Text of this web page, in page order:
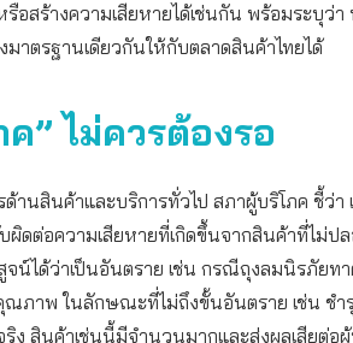
อสร้างความเสียหายได้เช่นกัน พร้อมระบุว่า
าตรฐานเดียวกันให้กับตลาดสินค้าไทยได้
” ไม่ควรต้องรอ
านสินค้าและบริการทั่วไป สภาผู้บริโภค ชี้ว่
ดต่อความเสียหายที่เกิดขึ้นจากสินค้าที่ไม่ป
น์ได้ว่าเป็นอันตราย เช่น กรณีถุงลมนิรภัยท
าพ ในลักษณะที่ไม่ถึงขั้นอันตราย เช่น ชำรุ
ง สินค้าเช่นนี้มีจำนวนมากและส่งผลเสียต่อ